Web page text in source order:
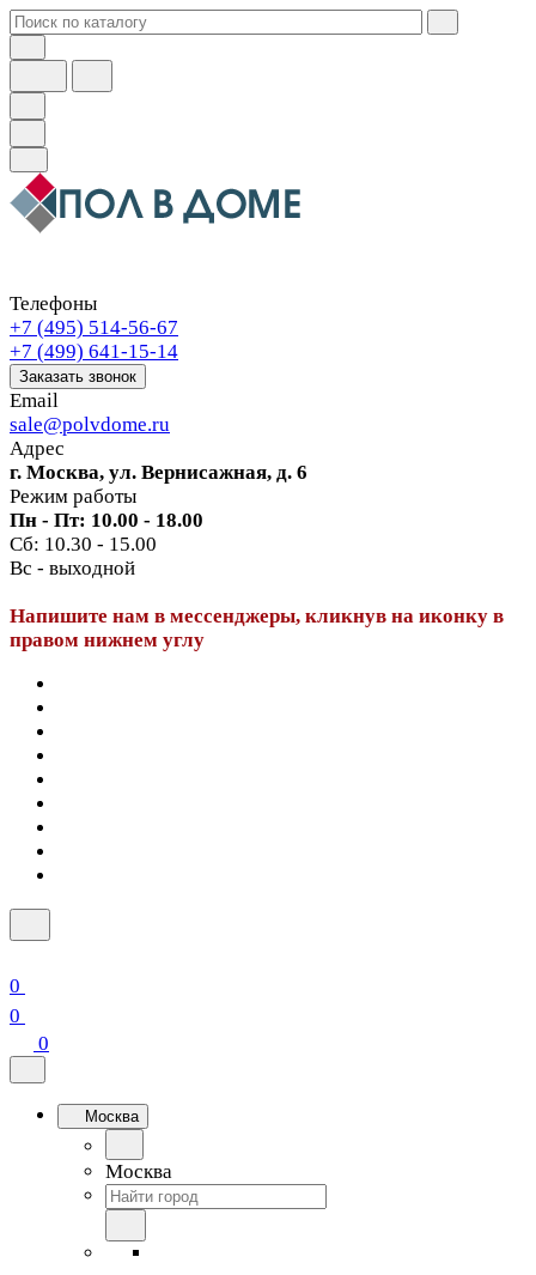
Телефоны
+7 (495) 514-56-67
+7 (499) 641-15-14
Заказать звонок
Email
sale@polvdome.ru
Адрес
г. Москва, ул. Вернисажная, д. 6
Режим работы
Пн - Пт: 10.00 - 18.00
Сб: 10.30 - 15.00
Вс - выходной
Напишите нам в мессенджеры, кликнув на иконку в
правом нижнем углу
0
0
0
Москва
Москва